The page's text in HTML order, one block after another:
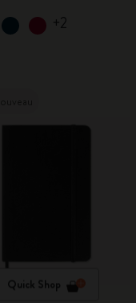
+2
Quick Shop